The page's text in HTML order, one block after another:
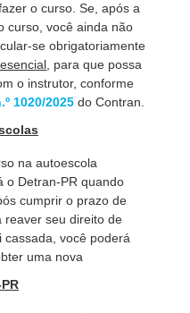
o curso. Se, após a
curso, você ainda não
se obrigatoriamente
, para que possa
o instrutor, conforme
1020/2025 do Contran.
na autoescola
o Detran-PR quando
cumprir o prazo de
reaver seu direito de
cassada, você poderá
uma nova